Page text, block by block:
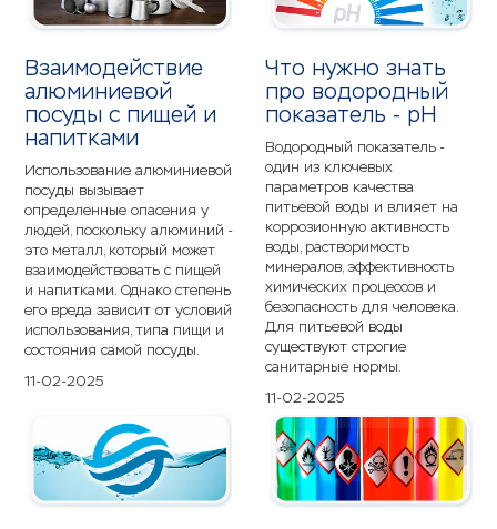
Взаимодействие
алюминиевой
посуды с пищей и
напитками
Использование алюминиевой
посуды вызывает
определенные опасения у
людей, поскольку алюминий -
это металл, который может
взаимодействовать с пищей
и напитками. Однако степень
его вреда зависит от условий
использования, типа пищи и
состояния самой посуды.
11-02-2025
Что нужно знать
про водородный
показатель - pH
Водородный показатель -
один из ключевых
параметров качества
питьевой воды и влияет на
коррозионную активность
воды, растворимость
минералов, эффективность
химических процессов и
безопасность для человека.
Для питьевой воды
существуют строгие
санитарные нормы.
11-02-2025